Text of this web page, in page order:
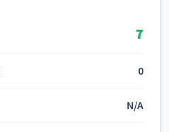
7
0
N/A